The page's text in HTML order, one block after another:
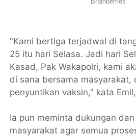
"Kami bertiga terjadwal di
25 itu hari Selasa. Jadi hari
Kasad, Pak Wakapolri, kami
di sana bersama masyarakat,
penyuntikan vaksin," kata
Ia pun meminta dukungan
masyarakat agar semua